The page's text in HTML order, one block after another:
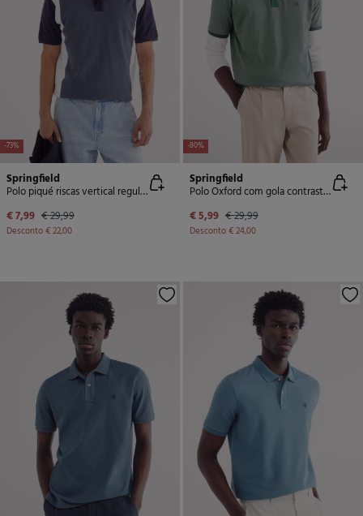
-73%
Springfield
Polo piqué riscas vertical regular fit
€ 7,99 € 29,99
Desconto€ 22,00
-80%
Springfield
Polo Oxford com gola contrastante, regular fit
€ 5,99 € 29,99
Desconto€ 24,00